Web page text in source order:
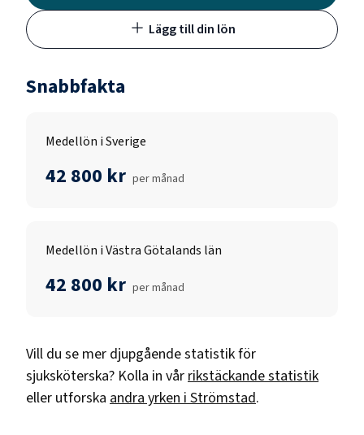
Lägg till din lön
Snabbfakta
Medellön i Sverige
42 800 kr per månad
Medellön i Västra Götalands län
42 800 kr per månad
Vill du se mer djupgående statistik för
sjuksköterska? Kolla in vår rikstäckande statistik
eller utforska andra yrken i Strömstad.